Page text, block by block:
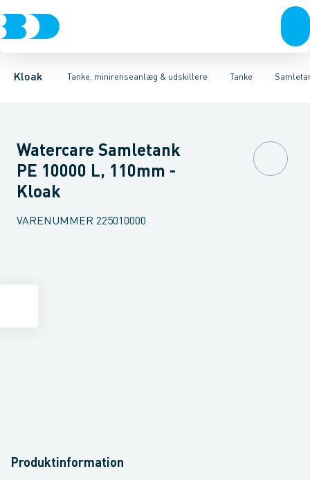
Kloak Tanke, minirenseanlæg & udskillere
Rør & fittingsBrøndeBrøndgodsLinjeafvandingTanke,
Tanke
Udskillere Tanke Tilbehør til tankeMini renseanlæg
Bundfældnings tanke, tryknedsivningBundfældnings tanke,
Watercare Samletank
PE 10000 L, 110mm -
Kloak
VARENUMMER 225010000
Produktinformation